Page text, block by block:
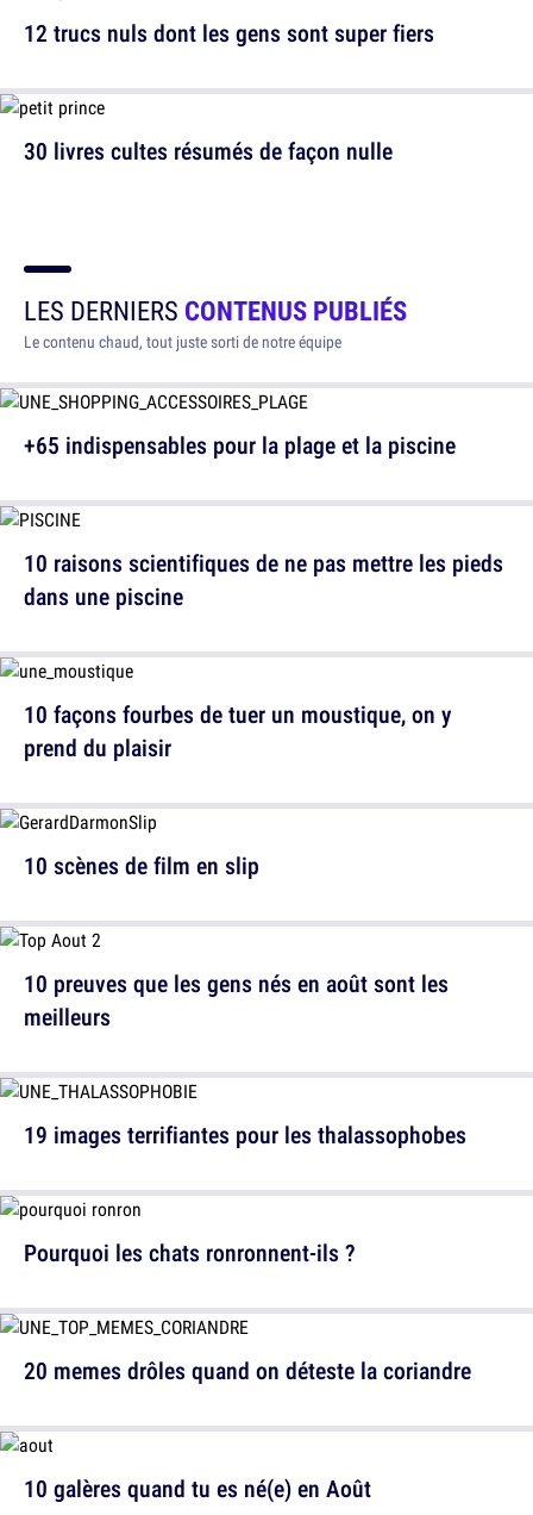
30 livres cultes résumés de façon nulle
12 trucs nuls dont les gens sont super fiers
LES DERNIERS CONTENUS PUBLIÉS
Le contenu chaud, tout juste sorti de notre équipe
+65 indispensables pour la plage et la piscine
10 façons fourbes de tuer un moustique, on y
prend du plaisir
10 preuves que les gens nés en août sont les
meilleurs
Pourquoi les chats ronronnent-ils ?
10 galères quand tu es né(e) en Août
10 raisons scientifiques de ne pas mettre les pieds
dans une piscine
10 scènes de film en slip
19 images terrifiantes pour les thalassophobes
20 memes drôles quand on déteste la coriandre